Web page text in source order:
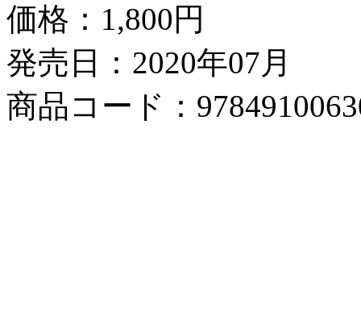
価格： 1,800円
発売日：2020年07月
商品コード：